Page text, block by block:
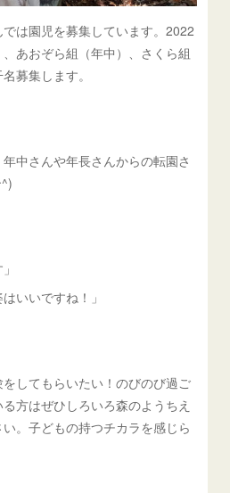
は園児を募集しています。2022
あおぞら組（年中）、さくら組
募集します。
中さんや年長さんからの転園さ
いいですね！」
してもらいたい！のびのび過ご
方はぜひしろいろ森のようちえ
。子どもの持つチカラを感じら